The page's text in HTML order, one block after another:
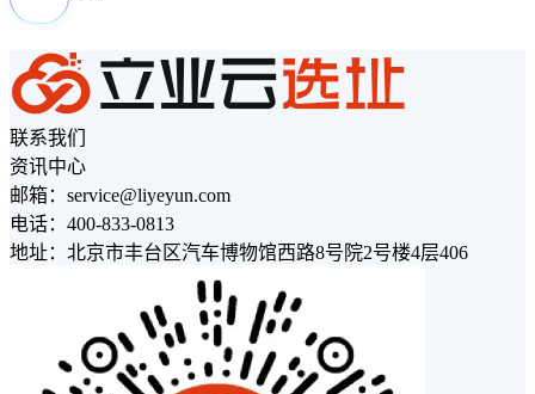
联系我们
资讯中心
邮箱：service@liyeyun.com
电话：400-833-0813
地址：北京市丰台区汽车博物馆西路8号院2号楼4层406